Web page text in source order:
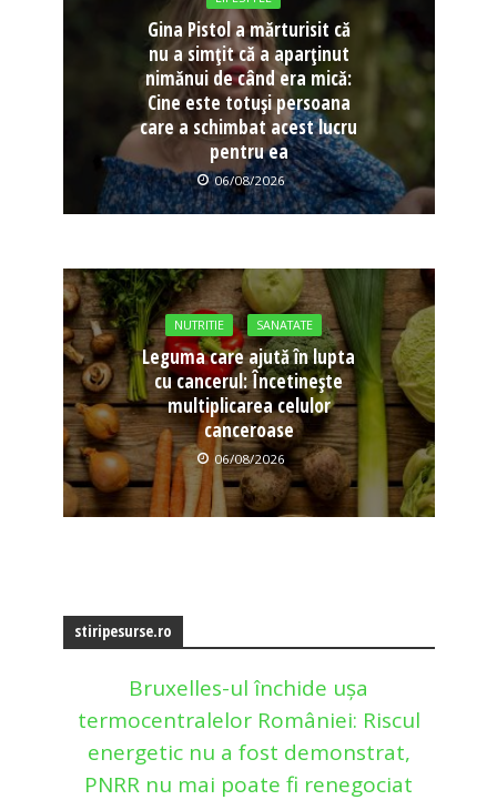
Gina Pistol a mărturisit că
nu a simțit că a aparținut
nimănui de când era mică:
Cine este totuși persoana
care a schimbat acest lucru
pentru ea
06/08/2026
NUTRITIE SANATATE
Leguma care ajută în lupta
cu cancerul: Încetinește
multiplicarea celulor
canceroase
06/08/2026
stiripesurse.ro
Bruxelles-ul închide ușa
termocentralelor României: Riscul
energetic nu a fost demonstrat,
PNRR nu mai poate fi renegociat